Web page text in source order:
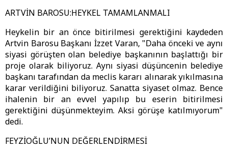
ARTVİN BAROSU:HEYKEL TAMAMLANMALI
Heykelin bir an önce bitirilmesi gerektiğini kaydeden
Artvin Barosu Başkanı İzzet Varan, "Daha önceki ve aynı
siyasi görüşten olan belediye başkanının başlattığı bir
proje olarak biliyoruz. Aynı siyasi düşüncenin belediye
başkanı tarafından da meclis kararı alınarak yıkılmasına
karar verildiğini biliyoruz. Sanatta siyaset olmaz. Bence
ihalenin bir an evvel yapılıp bu eserin bitirilmesi
gerektiğini düşünmekteyim. Aksi görüşe katılmıyorum"
dedi.
FEYZİOĞLU’NUN DEĞERLENDİRMESİ